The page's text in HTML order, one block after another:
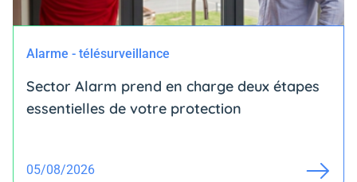
Alarme - télésurveillance
Sector Alarm prend en charge deux étapes
essentielles de votre protection
05/08/2026